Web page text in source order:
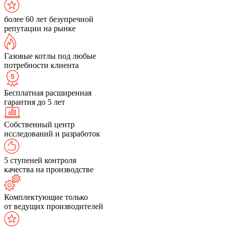
более 60 лет безупречной
репутации на рынке
Газовые котлы под любые
потребности клиента
Бесплатная расширенная
гарантия до 5 лет
Собственный центр
исследований и разработок
5 ступеней контроля
качества на производстве
Комплектующие только
от ведущих производителей